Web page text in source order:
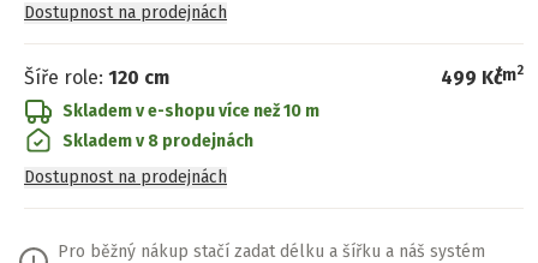
Dostupnost na prodejnách
Šíře role: 120 cm 499 Kč
/m2
Skladem v e-shopuvíce než 10 m
Skladem v 8 prodejnách
Dostupnost na prodejnách
Pro běžný nákup stačí zadat délku a šířku a náš systém